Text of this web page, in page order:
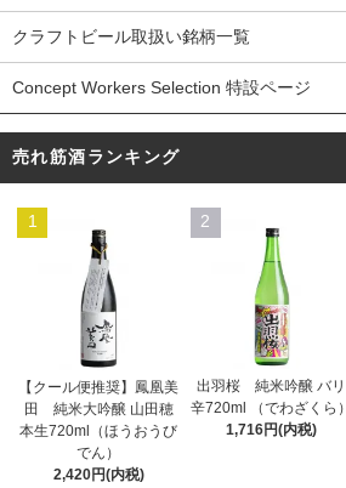
クラフトビール取扱い銘柄一覧
Concept Workers Selection 特設ページ
売れ筋酒ランキング
1
【クール便推奨】鳳凰美
田 純米大吟醸 山田穂
本生720ml（ほうおうび
でん）
2,420円(内税)
2
出羽桜 純米吟醸 バリ
辛720ml （でわざくら）
1,716円(内税)